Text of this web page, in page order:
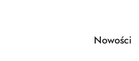
Pomiń karuzelę produktów
Produkty
Nowości